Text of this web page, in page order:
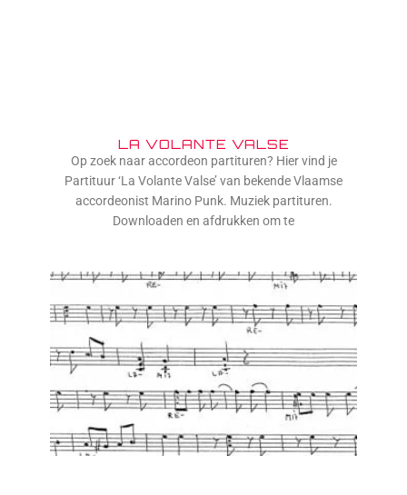
LA VOLANTE VALSE
Op zoek naar accordeon partituren? Hier vind je
Partituur ‘La Volante Valse’ van bekende Vlaamse
accordeonist Marino Punk. Muziek partituren.
Downloaden en afdrukken om te